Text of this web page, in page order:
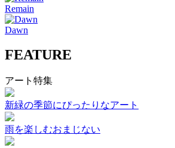
Remain
Dawn
FEATURE
アート特集
新緑の季節にぴったりなアート
雨を楽しむおまじない